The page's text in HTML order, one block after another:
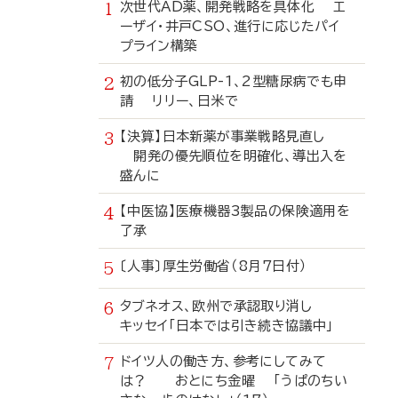
次世代AD薬、開発戦略を具体化 エ
ーザイ・井戸CSO、進行に応じたパイ
プライン構築
初の低分子GLP-1、2型糖尿病でも申
請 リリー、日米で
【決算】日本新薬が事業戦略見直し
開発の優先順位を明確化、導出入を
盛んに
【中医協】医療機器3製品の保険適用を
了承
〔人事〕厚生労働省（8月7日付）
タブネオス、欧州で承認取り消し
キッセイ「日本では引き続き協議中」
ドイツ人の働き方、参考にしてみて
は？ おとにち金曜 「うぱのちい